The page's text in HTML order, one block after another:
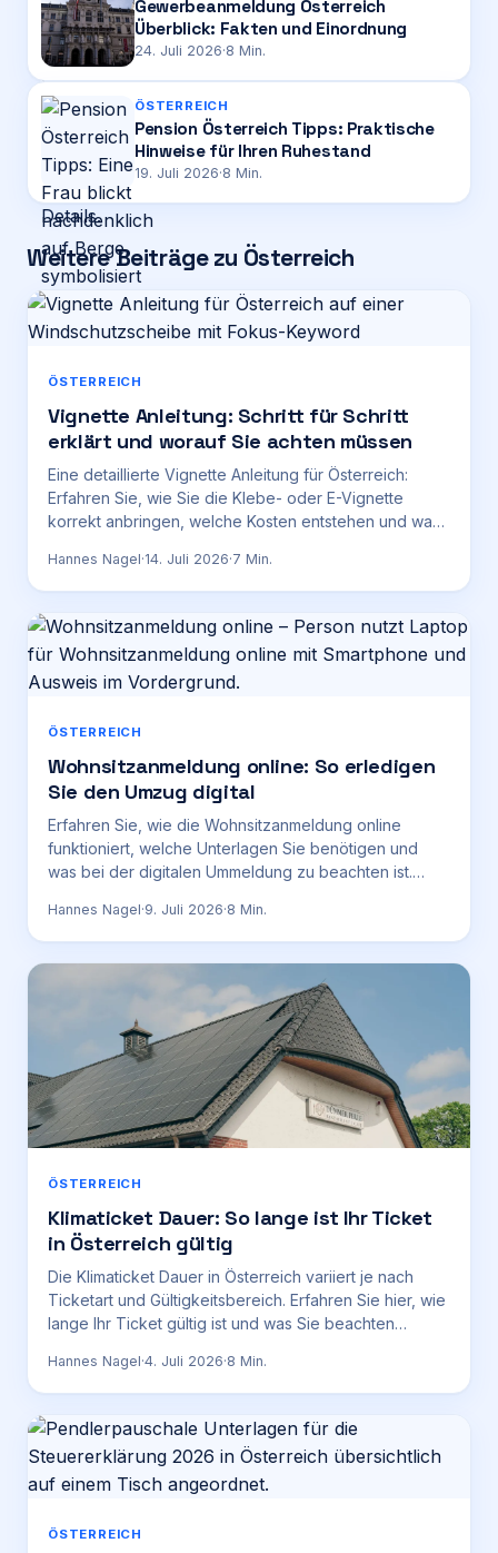
Gewerbeanmeldung Österreich
Überblick: Fakten und Einordnung
24. Juli 2026·8 Min.
ÖSTERREICH
Pension Österreich Tipps: Praktische
Hinweise für Ihren Ruhestand
19. Juli 2026·8 Min.
Weitere Beiträge zu Österreich
ÖSTERREICH
Vignette Anleitung: Schritt für Schritt
erklärt und worauf Sie achten müssen
Eine detaillierte Vignette Anleitung für Österreich:
Erfahren Sie, wie Sie die Klebe- oder E-Vignette
korrekt anbringen, welche Kosten entstehen und was
Hannes Nagel·14. Juli 2026·7 Min.
ÖSTERREICH
Wohnsitzanmeldung online: So erledigen
Sie den Umzug digital
Erfahren Sie, wie die Wohnsitzanmeldung online
funktioniert, welche Unterlagen Sie benötigen und
was bei der digitalen Ummeldung zu beachten ist.
Hannes Nagel·9. Juli 2026·8 Min.
ÖSTERREICH
Klimaticket Dauer: So lange ist Ihr Ticket
in Österreich gültig
Die Klimaticket Dauer in Österreich variiert je nach
Ticketart und Gültigkeitsbereich. Erfahren Sie hier, wie
lange Ihr Ticket gültig ist und was Sie beachten
Hannes Nagel·4. Juli 2026·8 Min.
ÖSTERREICH